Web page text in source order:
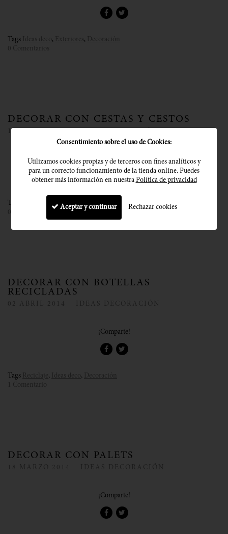
Tags Ideas deco , Exteriores , Decoración
0 Comentarios
DECORAR CON CESTAS Y CESTOS
14
¡Comparte!
Tags Fibras naturales,Decoración
0 Comentarios
DECORAR CON BOTELLAS
RECICLADAS
02 ABRIL 2014 IDEAS DECORACIÓN
¡Comparte!
Tags Reciclaje , Ideas deco , Decoración
1 Comentario
DECORAR CON PALETS
18 MARZO 2014 IDEAS DECORACIÓN
¡Comparte!
Consentimiento sobre el uso de Cookies:
Utilizamos cookies propias y de terceros con fines analíticos y
para un correcto funcionamiento de la tienda online. Puedes
obtener más información en nuestra Política de privacidad
Aceptar y continuar Rechazar cookies